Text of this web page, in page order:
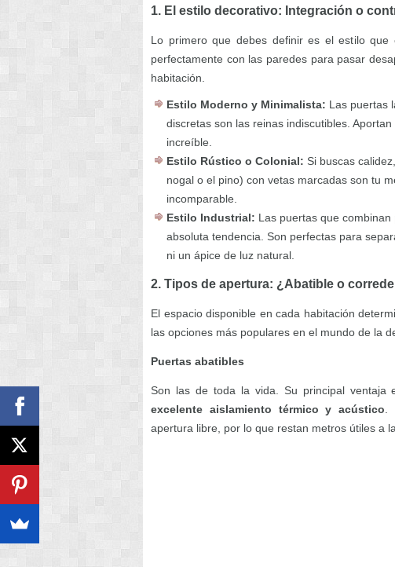
1. El estilo decorativo: Integración o
Lo primero que debes definir es el estilo que
perfectamente con las paredes para pasar
habitación.
Estilo Moderno y Minimalista: Las puertas
discretas son las reinas indiscutibles.
increíble.
Estilo Rústico o Colonial: Si buscas
nogal o el pino) con vetas marcadas son tu
incomparable.
Estilo Industrial: Las puertas que
absoluta tendencia. Son perfectas para
ni un ápice de luz natural.
2. Tipos de apertura: ¿Abatible o
El espacio disponible en cada habitación
las opciones más populares en el mundo de la
Puertas abatibles
Son las de toda la vida. Su principal ventaja
excelente aislamiento térmico y acústico.
apertura libre, por lo que restan metros útiles a